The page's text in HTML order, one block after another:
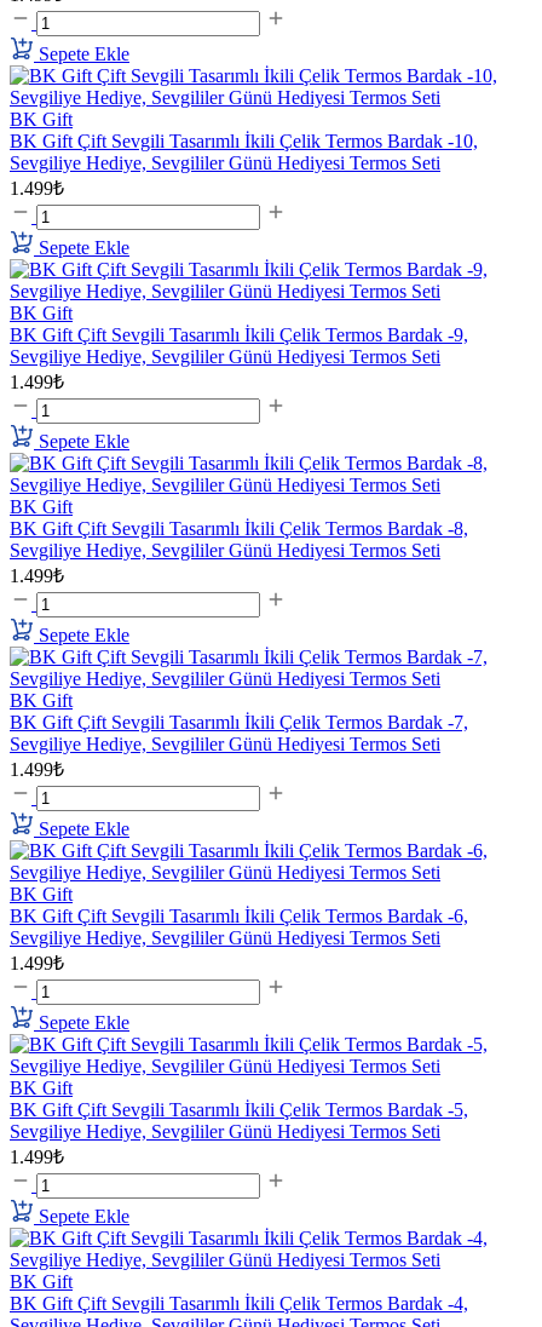
Sepete Ekle
BK Gift
BK Gift Çift Sevgili Tasarımlı İkili Çelik Termos Bardak -10,
Sevgiliye Hediye, Sevgililer Günü Hediyesi Termos Seti
1.499₺
Sepete Ekle
BK Gift
BK Gift Çift Sevgili Tasarımlı İkili Çelik Termos Bardak -9,
Sevgiliye Hediye, Sevgililer Günü Hediyesi Termos Seti
1.499₺
Sepete Ekle
BK Gift
BK Gift Çift Sevgili Tasarımlı İkili Çelik Termos Bardak -8,
Sevgiliye Hediye, Sevgililer Günü Hediyesi Termos Seti
1.499₺
Sepete Ekle
BK Gift
BK Gift Çift Sevgili Tasarımlı İkili Çelik Termos Bardak -7,
Sevgiliye Hediye, Sevgililer Günü Hediyesi Termos Seti
1.499₺
Sepete Ekle
BK Gift
BK Gift Çift Sevgili Tasarımlı İkili Çelik Termos Bardak -6,
Sevgiliye Hediye, Sevgililer Günü Hediyesi Termos Seti
1.499₺
Sepete Ekle
BK Gift
BK Gift Çift Sevgili Tasarımlı İkili Çelik Termos Bardak -5,
Sevgiliye Hediye, Sevgililer Günü Hediyesi Termos Seti
1.499₺
Sepete Ekle
BK Gift
BK Gift Çift Sevgili Tasarımlı İkili Çelik Termos Bardak -4,